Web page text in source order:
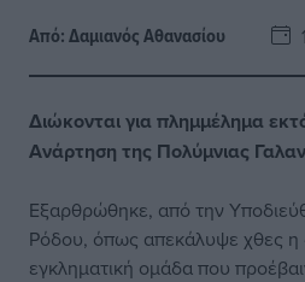
Από:Δαμιανός Αθανασίου
Διώκονται για πλημμέλημα
Ανάρτηση της Πολύμνιας
Εξαρθρώθηκε, από την
Ρόδου, όπως απεκάλυψε χθες η
εγκληματική ομάδα που